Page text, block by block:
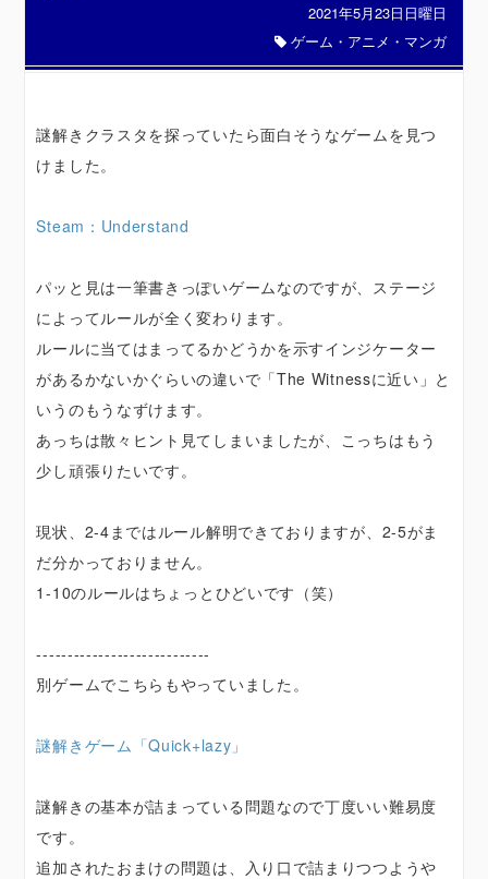
2021年5月23日日曜日
ゲーム・アニメ・マンガ
謎解きクラスタを探っていたら面白そうなゲームを見つ
けました。
Steam：Understand
パッと見は一筆書きっぽいゲームなのですが、ステージ
によってルールが全く変わります。
ルールに当てはまってるかどうかを示すインジケーター
があるかないかぐらいの違いで「The Witnessに近い」と
いうのもうなずけます。
あっちは散々ヒント見てしまいましたが、こっちはもう
少し頑張りたいです。
現状、2-4まではルール解明できておりますが、2-5がま
だ分かっておりません。
1-10のルールはちょっとひどいです（笑）
----------------------------
別ゲームでこちらもやっていました。
謎解きゲーム「Quick+lazy」
謎解きの基本が詰まっている問題なので丁度いい難易度
です。
追加されたおまけの問題は、入り口で詰まりつつようや